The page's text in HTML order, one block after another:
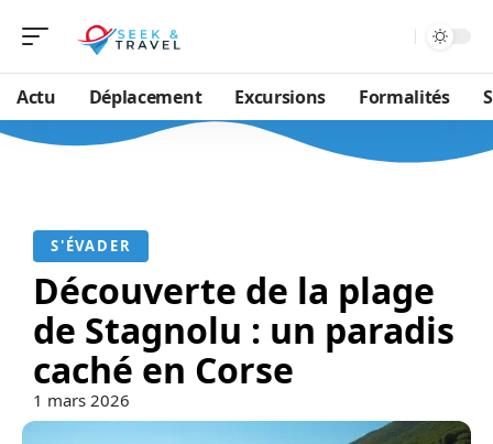
Actu Déplacement Excursions Formalités
S'ÉVADER
Découverte de la plage
de Stagnolu : un paradis
caché en Corse
1 mars 2026